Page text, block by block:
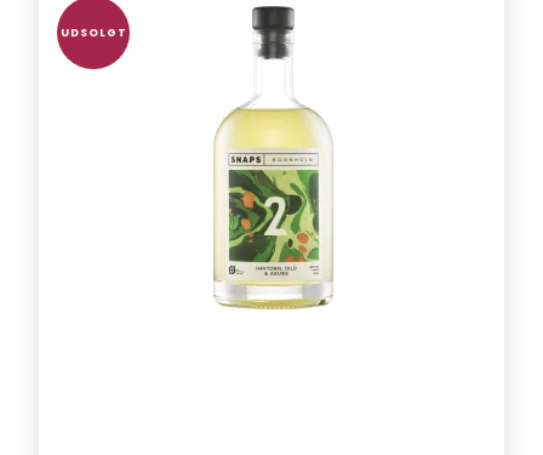
UDSOLGT